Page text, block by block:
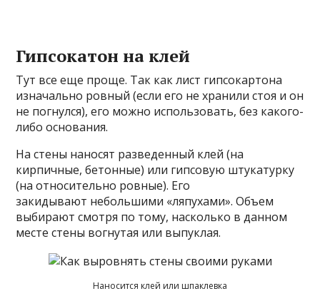
Гипсокатон на клей
Тут все еще проще. Так как лист гипсокартона
изначально ровный (если его не хранили стоя и он
не погнулся), его можно использовать, без какого-
либо основания.
На стены наносят разведенный клей (на
кирпичные, бетонные) или гипсовую штукатурку
(на относительно ровные). Его
закидывают небольшими «ляпухами». Объем
выбирают смотря по тому, насколько в данном
месте стены вогнутая или выпуклая.
Наносится клей или шпаклевка